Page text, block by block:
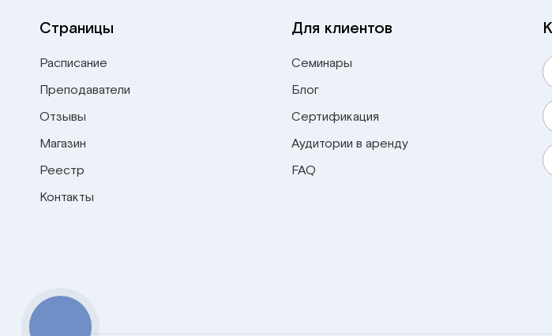
Страницы
Расписание
Преподаватели
Отзывы
Магазин
Реестр
Контакты
Для клиентов
Семинары
Блог
Сертификация
Аудитории в аренду
FAQ